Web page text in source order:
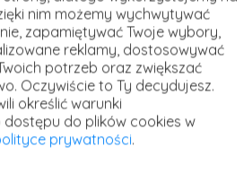
są kluczowe w osiąganiu
porozumień. Rozumienie i
i zarządzanie zespołem,
lidera oraz umiejętność
kluczowe dla osiągania sukcesu
i zarządzanie konfliktami
nim możemy wychwytywać
zapamiętywać Twoje wybory,
reklamy, dostosowywać
potrzeb oraz zwiększać
Oczywiście to Ty decydujesz.
określić warunki
do plików cookies w
prywatności.